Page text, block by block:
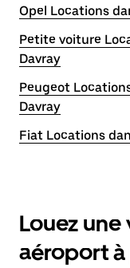
Opel Locations
Petite voiture
Davray
Peugeot
Davray
Fiat Locations
Louez
aéroport